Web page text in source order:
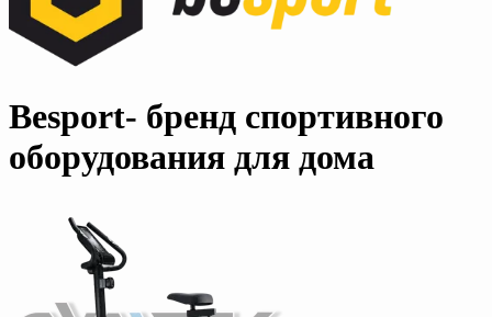
Besport- бренд спортивного
оборудования для дома